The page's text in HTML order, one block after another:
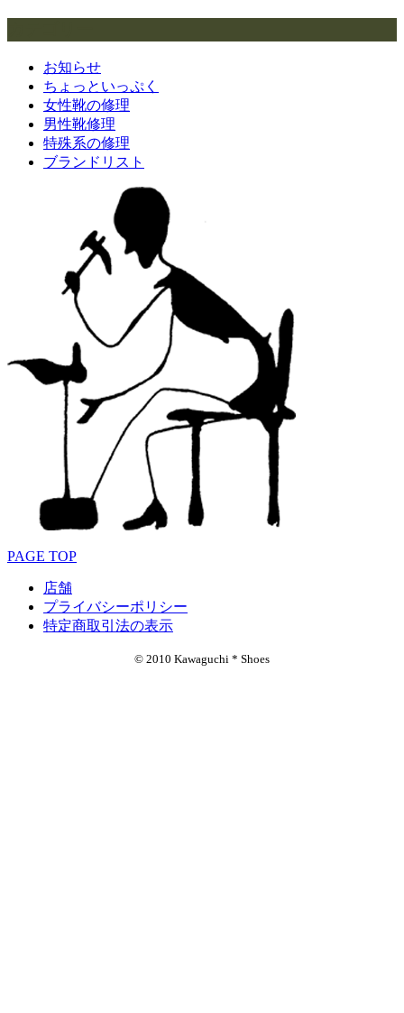
お知らせ
ちょっといっぷく
女性靴の修理
男性靴修理
特殊系の修理
ブランドリスト
PAGE TOP
店舗
プライバシーポリシー
特定商取引法の表示
© 2010 Kawaguchi * Shoes